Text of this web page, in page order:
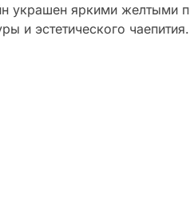
украшен яркими
и эстетического чаепития.